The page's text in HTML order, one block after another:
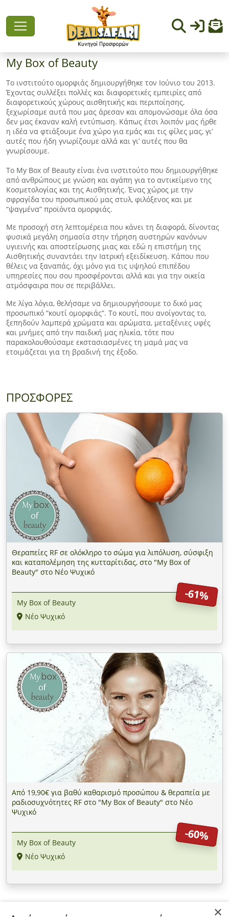
My Box of Beauty
Το ινστιτούτο ομορφιάς δημιουργήθηκε τον Ιούνιο του 2013.
Έχοντας συλλέξει πολλές και διαφορετικές εμπειρίες από
διαφορετικούς χώρους αισθητικής και περιποίησης,
ξεχωρίσαμε αυτά που μας άρεσαν και απομονώσαμε όλα όσα
δεν μας έκαναν καλή εντύπωση. Κάπως έτσι λοιπόν μας ήρθε
η ιδέα να φτιάξουμε ένα χώρο για εμάς και τις φίλες μας, γι’
αυτές που ήδη γνωρίζουμε αλλά και γι’ αυτές που θα
γνωρίσουμε.
To My Box of Beauty είναι ένα ινστιτούτο που δημιουργήθηκε
από ανθρώπους με γνώση και αγάπη για το αντικείμενο της
Κοσμετολογίας και της Αισθητικής. Ένας χώρος με την
σφραγίδα του προσωπικού μας στυλ, φιλόξενος και με
“ψαγμένα” προϊόντα ομορφιάς.
Με προσοχή στη λεπτομέρεια που κάνει τη διαφορά, δίνοντας
φυσικά μεγάλη σημασία στην τήρηση αυστηρών κανόνων
υγιεινής και αποστείρωσης μιας και εδώ η επιστήμη της
Αισθητικής συναντάει την Ιατρική εξειδίκευση. Κάπου που
θέλεις να ξαναπάς, όχι μόνο για τις υψηλού επιπέδου
υπηρεσίες που σου προσφέρονται αλλά και για την οικεία
ατμόσφαιρα που σε περιβάλλει.
Με λίγα λόγια, θελήσαμε να δημιουργήσουμε το δικό μας
προσωπικό “κουτί ομορφιάς”. Το κουτί, που ανοίγοντας το,
ξεπηδούν λαμπερά χρώματα και αρώματα, μεταξένιες υφές
και μνήμες από την παιδική μας ηλικία, τότε που
παρακολουθούσαμε εκστασιασμένες τη μαμά μας να
ετοιμάζεται για τη βραδινή της έξοδο.
ΠΡΟΣΦΟΡΕΣ
Θεραπείες RF σε ολόκληρο το σώμα για λιπόλυση, σύσφιξη
και καταπολέμηση της κυτταρίτιδας, στο "My Box of
Beauty" στο Νέο Ψυχικό
-61%
My Box of Beauty
Νέο Ψυχικό
Από 19,90€ για βαθύ καθαρισμό προσώπου & θεραπεία με
ραδιοσυχνότητες RF στο "My Box of Beauty" στο Νέο
Ψυχικό
-60%
My Box of Beauty
Νέο Ψυχικό
×